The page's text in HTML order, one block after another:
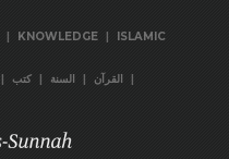
| KNOWLEDGE | ISLAMIC
القرآن | السنة | كتب | |